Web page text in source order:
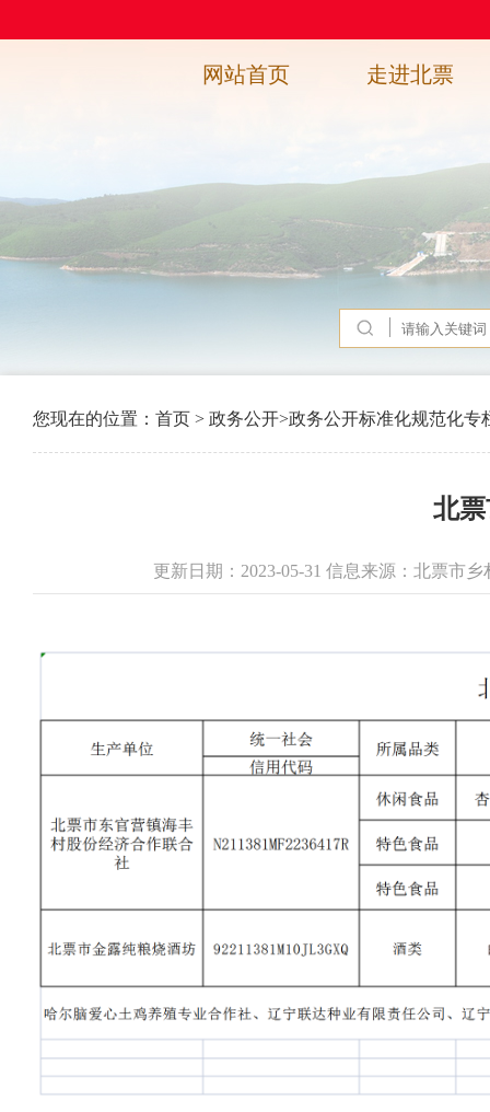
网站首页 走进北票
您现在的位置： 首页 > 政务公开>政务公开标准化规范化专
北
更新日期：2023-05-31 信息来源：北票市